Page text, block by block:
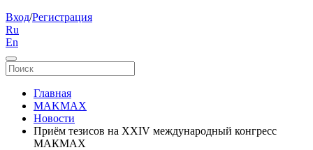
Вход/Регистрация
Ru
En
Главная
MAKMAX
Новости
Приём тезисов на XXIV международный конгресс
МАКМАХ